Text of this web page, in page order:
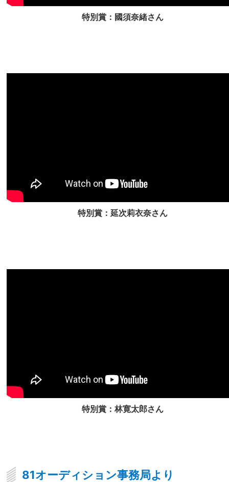
特別賞：國須奈緒さん
特別賞：延次莉衣奈さん
特別賞：林寛太郎さん
81オーディション事務局より